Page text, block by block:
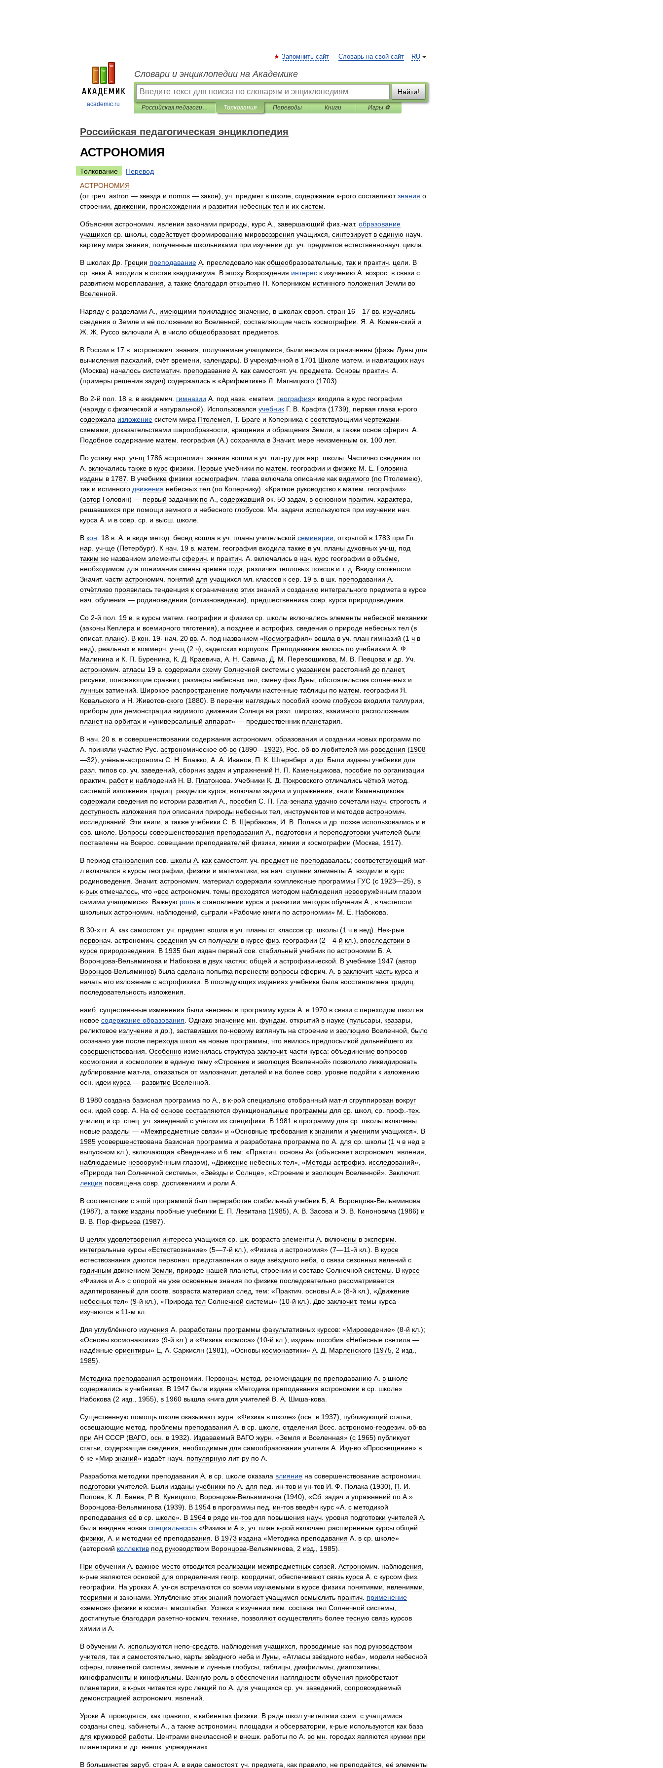
academic.ru
RU
Запомнить сайт Словарь на свой сайт
Словари и энциклопедии на Академике
Найти!
Российская педагогическая энциклопедия Толкования Переводы Книги Игры ⚽
Российская педагогическая энциклопедия
АСТРОНОМИЯ
Толкование
Перевод
АСТРОНОМИЯ
(от греч astron — звезда и nomos — закон), уч предмет в школе содержание к-рого составляют знания о
строении
движении происхождении и развитии небесных тел и их систем
Объясняя астрономич явления законами природы курс А завершающий физ .-мат. образование
учащихся ср школы содействует формированию мировоззрения учащихся синтезирует в единую науч
картину мира знания полученные школьниками при изучении др уч предметов естественнонауч цикла
В школах Др Греции преподавание А преследовало как общеобразовательные так и практич цели
В
ср века А входила в состав квадривиума В эпоху Возрождения интерес к изучению А возрос в связи с
развитием мореплавания а также благодаря открытию Н Коперником истинного положения Земли во
Вселенной
Наряду с разделами А имеющими прикладное значение в школах европ стран 16—17 вв изучались
сведения о Земле и её положении во Вселенной составляющие часть космографии Я А Комен-ский и
Ж Ж Руссо включали А в число общеобразоват. предметов
В России в 17 в астрономич знания получаемые учащимися были весьма ограниченны (фазы Луны для
вычисления пасхалий счёт времени календарь). В учреждённой в 1701 Школе матем и навигацких наук
(Москва) началось систематич преподавание А как самостоят. уч предмета Основы практич А
(примеры решения задач) содержались в «Арифметике» Л Магницкого (1703).
Во 2-й пол 18 в в академич гимназии А под назв . «матем география» входила в курс географии
(наряду с физической и натуральной). Использовался учебник Г. В Крафта (1739), первая глава к-рого
содержала изложение систем мира Птолемея Т. Браге и Коперника с соотствующими чертежами-
схемами
доказательствами шарообразности вращения и обращения Земли а также основ сферич А
Подобное содержание матем география (А .) сохраняла в Значит. мере неизменным ок 100 лет.
По уставу нар уч-щ 1786 астрономич знания вошли в уч лит-ру для нар школы Частично сведения по
А включались также в курс физики Первые учебники по матем географии и физике M E Головина
изданы в 1787 В учебнике физики космографич глава включала описание как видимого (по Птолемею),
так и истинного движения небесных тел (по Копернику). «Краткое руководство к матем географии»
(автор Головин) — первый задачник по А содержавший ок 50 задач в основном практич характера
решавшихся при помощи земного и небесного глобусов Мн задачи используются при изучении нач
курса А и в совр ср и высш школе
В кон 18 в А в виде метод бесед вошла в уч планы учительской семинарии открытой в 1783 при Гл
нар уч-ще (Петербург). К нач 19 в матем география входила также в уч планы духовных уч-щ
под
таким же названием элементы сферич и практич А включались в нач курс географии в объёме
необходимом для понимания смены времён года различия тепловых поясов и т. д Ввиду сложности
Значит. части астрономич понятий для учащихся мл классов к сер 19 в в шк преподавании А
отчётливо проявилась тенденция к ограничению этих знаний и созданию интегрального предмета в курсе
нач обучения — родиноведения (отчизноведения), предшественника совр курса природоведения
Со 2-й пол 19 в в курсы матем географии и физики ср школы включались элементы небесной механики
(законы Кеплера и всемирного тяготения), а позднее и астрофиз сведения о природе небесных тел (в
описат. плане). В кон 19- нач 20 вв А под названием «Космография» вошла в уч план гимназий (1 ч в
нед), реальных и коммерч уч-щ (2 ч), кадетских корпусов Преподавание велось по учебникам А Ф
Малинина и К П Буренина К Д Краевича А Н Савича Д М Перевощикова М В Певцова и др Уч
астрономич атласы 19 в содержали схему Солнечной системы с указанием расстояний до планет,
рисунки
поясняющие сравнит, размеры небесных тел смену фаз Луны обстоятельства солнечных и
лунных затмений Широкое распространение получили настенные таблицы по матем географии Я
Ковальского и Н Животов-ского (1880). В перечни наглядных пособий кроме глобусов входили теллурии
приборы для демонстрации видимого движения Солнца на разл широтах взаимного расположения
планет на орбитах и «универсальный аппарат» — предшественник планетария
В нач 20 в в совершенствовании содержания астрономич образования и создании новых программ по
А приняли участие Рус астрономическое об-во (1890—1932), Рос об-во любителей ми-роведения (1908
—32), учёные-астрономы С Н Блажко А А Иванов П К Штернберг и др Были изданы учебники для
разл типов ср уч заведений сборник задач и упражнений H П Каменыцикова пособие по организации
практич работ и наблюдений Н В Платонова Учебники К Д Покровского отличались чёткой метод
системой изложения традиц разделов курса включали задачи и упражнения книги Каменьщикова
содержали сведения по истории развития А пособия С П Гла-зенапа удачно сочетали науч строгость и
доступность изложения при описании природы небесных тел инструментов и методов астрономич
исследований
Эти книги а также учебники С В Щербакова И В Полака и др позже использовались и в
сов школе Вопросы совершенствования преподавания А подготовки и переподготовки учителей были
поставлены на Всерос совещании преподавателей физики химии и космографии (Москва 1917).
В период становления сов школы А как самостоят. уч предмет не преподавалась; соответствующий мат-
л включался в курсы географии физики и математики; на нач ступени элементы А входили в курс
родиноведения Значит. астрономич материал содержали комплексные программы ГУС (с 1923—25), в
к-рых отмечалось что «все астрономич темы проходятся методом наблюдения невооружённым глазом
самими учащимися». Важную роль в становлении курса и развитии методов обучения А в частности
школьных астрономич наблюдений сыграли «Рабочие книги по астрономии» M E Набокова
В 30-х гг. А как самостоят. уч предмет вошла в уч планы ст. классов ср школы (1 ч в нед). Нек-рые
первонач астрономич сведения уч-ся получали в курсе физ географии (2—4-й кл .), впоследствии в
курсе природоведения В 1935 был издан первый сов стабильный учебник по астрономии Б А
Воронцова-Вельяминова и Набокова в двух частях: общей и астрофизической В учебнике 1947 (автор
Воронцов-Вельяминов) была сделана попытка перенести вопросы сферич А в заключит. часть курса и
начать его изложение с астрофизики В последующих изданиях учебника была восстановлена традиц
последовательность изложения
наиб существенные изменения были внесены в программу курса А в 1970 в связи с переходом школ на
новое содержание образования Однако значение мн фундам открытий в науке (пульсары квазары
реликтовое излучение и др .), заставивших по-новому взглянуть на строение и эволюцию Вселенной было
осознано уже после перехода школ на новые программы что явилось предпосылкой дальнейшего их
совершенствования Особенно изменилась структура заключит. части курса: объединение вопросов
космогонии и космологии в единую тему «Строение и эволюция Вселенной» позволило ликвидировать
дублирование мат-ла отказаться от малозначит. деталей и на более совр уровне подойти к изложению
осн
идеи курса — развитие Вселенной
В 1980 создана базисная программа по А в к-рой специально отобранный мат-л сгруппирован вокруг
осн
идей совр А На её основе составляются функциональные программы для ср школ ср проф .-тех
училищ и ср спец уч заведений с учётом их специфики В 1981 в программу для ср школы включены
новые разделы — «Межпредметные связи» и «Основные требования к знаниям и умениям учащихся». В
1985 усовершенствована базисная программа и разработана программа по А для ср школы (1 ч в нед в
выпускном кл .), включающая «Введение» и 6 тем: «Практич основы А» (объясняет астрономич явления
наблюдаемые невооружённым глазом), «Движение небесных тел», «Методы астрофиз исследований»,
«Природа тел Солнечной системы», «Звёзды и Солнце», «Строение и эволюцич Вселенной». Заключит.
лекция посвящена совр достижениям и роли А
В соответствии с этой программой был переработан стабильный учебник Б А Воронцова-Вельяминова
(1987), а также изданы пробные учебники Е П Левитана (1985), А В Засова и Э В Кононовича (1986) и
В В Пор-фирьева (1987).
В целях удовлетворения интереса учащихся ср шк возраста элементы А включены в эксперим
интегральные курсы «Естествознание» (5—7-й кл .), «Физика и астрономия» (7—11-й кл .). В курсе
естествознания даются первонач представления о виде звёздного неба о связи сезонных явлений с
годичным движением Земли природе нашей планеты строении и составе Солнечной системы В курсе
«Физика и А .» с опорой на уже освоенные знания по физике последовательно рассматривается
адаптированный для соотв возраста материал след тем: «Практич основы А .» (8-й кл .), «Движение
небесных тел» (9-й кл .), «Природа тел Солнечной системы» (10-й кл .). Две заключит. темы курса
изучаются в 11-м кл
Для углублённого изучения А разработаны программы факультативных курсов: «Мироведение» (8-й кл .);
«Основы космонавтики» (9-й кл .) и «Физика космоса» (10-й кл .); изданы пособия «Небесные светила —
надёжные ориентиры» Е А Саркисян (1981), «Основы космонавтики» А Д Марленского (1975 2 изд
1985).
Методика преподавания астрономии Первонач метод рекомендации по преподаванию А в школе
содержались в учебниках В 1947 была издана «Методика преподавания астрономии в ср школе»
Набокова (2 изд 1955), в 1960 вышла книга для учителей В А Шиша-кова
Существенную помощь школе оказывают журн . «Физика в школе» (осн в 1937), публикующий статьи
освещающие метод проблемы преподавания А в ср школе отделения Всес астрономо-геодезич об-ва
при АН СССР (ВАГО осн в 1932). Издаваемый ВАГО журн . «Земля и Вселенная» (с 1965) публикует
статьи содержащие сведения необходимые для самообразования учителя А Изд-во «Просвещение» в
б-ке «Мир знаний» издаёт науч .-популярную лит-ру по А
Разработка методики преподавания А в ср школе оказала влияние на совершенствование астрономич
подготовки учителей Были изданы учебники по А для пед ин-тов и ун-тов И Ф Полака (1930), П И
Попова
К Л Баева Р. В Куницкого Воронцова-Вельяминова (1940), «Сб задач и упражнений по А .»
Воронцова-Вельяминова (1939). В 1954 в программы пед ин-тов введён курс «А с методикой
преподавания её в ср школе». В 1964 в ряде ин-тов для повышения науч уровня подготовки учителей А
была введена новая специальность «Физика и А .», уч план к-рой включает расширенные курсы общей
физики А и методчки её преподавания В 1973 издана «Методика преподавания А в ср школе»
(авторский коллектив под руководством Воронцова-Вельяминова 2 изд 1985).
При обучении А важное место отводится реализации межпредметных связей Астрономич наблюдения
к-рые являются основой для определения геогр координат, обеспечивают связь курса А с курсом физ
географии
На уроках А уч-ся встречаются со всеми изучаемыми в курсе физики понятиями явлениями
теориями и законами Углубление этих знаний помогает учащимся осмыслить практич применение
«земнсе» физики в космич масштабах Успехи в изучении хим состава тел Солнечной системы
достигнутые благодаря ракетно-космич технике позволяют осуществлять более тесную связь курсов
химии и А
В обучении А используются непо-средств наблюдения учащихся проводимые как под руководством
учителя так и самостоятельно карты звёздного неба и Луны , «Атласы звёздного неба», модели небесной
сферы планетной системы земные и лунные глобусы таблицы диафильмы диапозитивы
кинофрагменты и кинофильмы Важную роль в обеспечении наглядности обучения приобретают
планетарии
в к-рых читается курс лекций по А для учащихся ср уч заведений сопровождаемый
демонстрацией астрономич явлений
Уроки А проводятся как правило в кабинетах физики В ряде школ учителями совм с учащимися
созданы спец кабинеты А а также астрономич площадки и обсерватории к-рые используются как база
для кружковой работы Центрами внеклассной и внешк работы по А во мн городах являются кружки при
планетариях и др внешк учреждениях
В большинстве заруб стран А в виде самостоят. уч предмета как правило не преподаётся её элементы